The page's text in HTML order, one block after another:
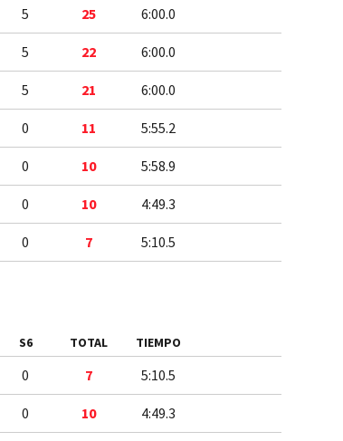
5 25 6:00.0
5 22 6:00.0
5 21 6:00.0
0 11 5:55.2
0 10 5:58.9
0 10 4:49.3
0 7 5:10.5
S6 TOTAL TIEMPO
0 7 5:10.5
0 10 4:49.3